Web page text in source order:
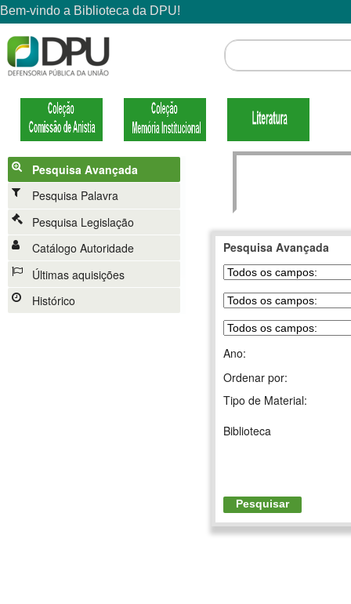
Pesquisa Avançada
Pesquisa Palavra
Pesquisa Legislação
Catálogo Autoridade
Últimas aquisições
Histórico
Pesquisa Avançada
Ano:
Ordenar por:
Tipo de Material:
Biblioteca
Pesquisar